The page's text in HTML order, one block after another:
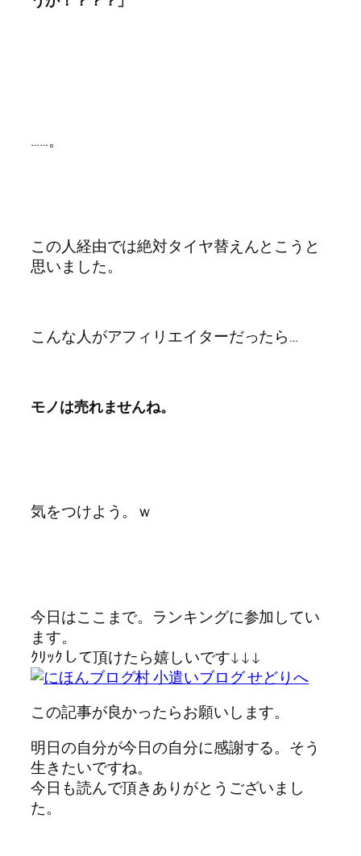
……。
この人経由では絶対タイヤ替えんとこうと
思いました。
こんな人がアフィリエイターだったら…
モノは売れませんね。
気をつけよう。ｗ
今日はここまで。ランキングに参加してい
ます。
ｸﾘｯｸして頂けたら嬉しいです↓↓↓
この記事が良かったらお願いします。
明日の自分が今日の自分に感謝する。そう
生きたいですね。
今日も読んで頂きありがとうございまし
た。